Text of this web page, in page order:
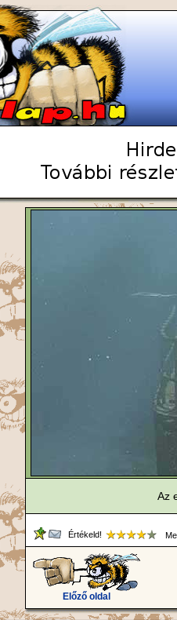
Az
Értékeld!
Előző oldal